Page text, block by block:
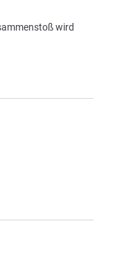
wird